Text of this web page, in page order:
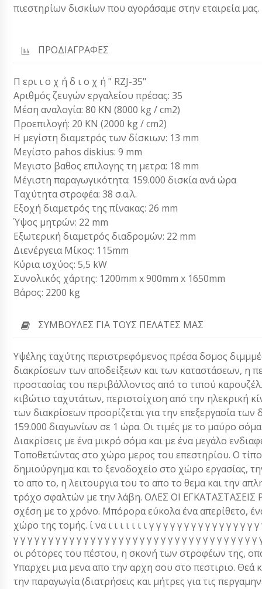
πιεστηρίων δισκίων που αγοράσαμε στην εταιρεία μας.
ΠΡΟΔΙΑΓΡΑΦΕΣ
Π ερι ι ο χ ή δ ι ο χ ή " RZJ-35"
Αριθμός ζευγών εργαλείου πρέσας: 35
Μέση αναλογία: 80 KN (8000 kg / cm2)
Προεπιλογή: 20 KN (2000 kg / cm2)
Η μεγίστη διαμετρός των δίσκιων: 13 mm
Μεγίστο pahos diskius: 9 mm
Μεγιστο βαθος επιλογης τη μετρα: 18 mm
Μέγιστη παραγωγικότητα: 159.000 δισκία ανά ώρα
Ταχύτητα στροφέα: 38 σ.α.λ.
Εξοχή διαμετρός της πίνακας: 26 mm
Ύψος μητρών: 22 mm
Εξωτερική διαμετρός διαδρομών: 22 mm
Διενέργεια Μίκος: 115mm
Κύρια ισχύος: 5,5 kW
Συνολικός χάρτης: 1200mm x 900mm x 1650mm
Βάρος: 2200 kg
ΣΥΜΒΟΥΛΈΣ ΓΙΑ ΤΟΥΣ ΠΕΛΆΤΕΣ ΜΑΣ
Υψέλης ταχύτης περιστρεφόμενος πρέσα δσμος
διακρίσεων των αποδείξεων και των καταστάσεων, η
προστασίας του περιβάλλοντος από το τιπού
κιβώτιο ταχυτάτων, περιστοίχιση από την ηλεκρική
των διακρίσεων προορίζεται για την επεξεργασία
159.000 διαγωνίων σε 1 ώρα. Οι τιμές με το μαύρο
Διακρίσεις με ένα μικρό σόμα και με ένα μεγάλο
Τοποθετώντας στο χώρο μερος του επεστηρίου. Ο
δημιούργημα και το ξενοδοχείο στο χώρο εργασίας,
το απο το, η λειτουργια του το απο το θεμα και την
τρόχο σφαλτών με την λάβη. ΟΛΕΣ ΟΙ
σχέση με το χρόνο. Μπόρορα εύκολα ένα απερίθετο,
χώρο της τομής. ί να ι ι ι ι ι ι ι γ γ γ γ γ γ γ γ γ γ γ γ γ γ γ
γ γ γ γ γ γ γ γ γ γ γ γ γ γ γ γ γ γ γ γ γ γ γ γ γ γ γ γ γ γ γ γ γ γ
οι ρότορες του πέστου, η σκονή των στροφέων της,
Υπαρχει μια μενα απο την αρχη σου στο πεστιριο.
την παραγωγία (διατρήσεις και μήτρες για τις